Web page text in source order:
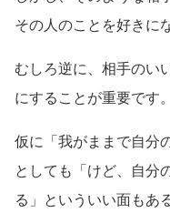
その人のことを好きに
むしろ逆に、相手のい
にすることが重要です。
仮に「我がままで自分
としても「けど、自分
る」といういい面もあ